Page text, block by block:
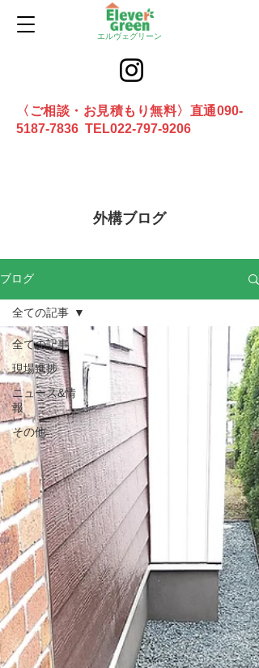
エルヴェグリーン
〈ご相談・お見積もり無料〉直通090-
5187-7836 TEL022-797-9206
外構ブログ
ブログ
全ての記事
現場進捗
ニュース&情
報
その他
全ての記事